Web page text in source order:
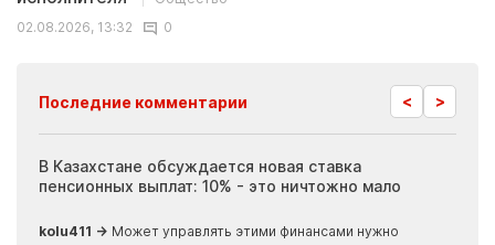
02.08.2026, 13:32
0
Последние комментарии < >
В Казахстане обсуждается новая ставка
пенсионных выплат: 10% - это ничтожно мало
kolu411 → Может управлять этими финансами нужно